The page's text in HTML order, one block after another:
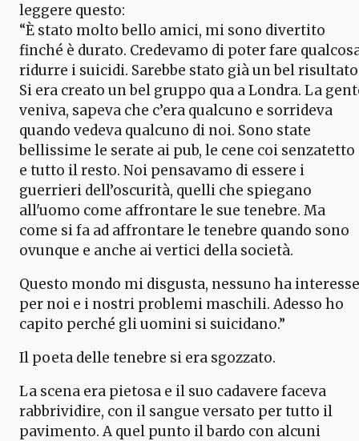
leggere questo:
“È stato molto bello amici, mi sono divertito
finché è durato. Credevamo di poter fare
ridurre i suicidi. Sarebbe stato già un bel
Si era creato un bel gruppo qua a Londra. La
veniva, sapeva che c’era qualcuno e sorrideva
quando vedeva qualcuno di noi. Sono state
bellissime le serate ai pub, le cene coi senzatetto
e tutto il resto. Noi pensavamo di essere i
guerrieri dell’oscurità, quelli che spiegano
all'uomo come affrontare le sue tenebre. Ma
come si fa ad affrontare le tenebre quando sono
ovunque e anche ai vertici della società.
Questo mondo mi disgusta, nessuno ha interesse
per noi e i nostri problemi maschili. Adesso ho
capito perché gli uomini si suicidano.”
Il poeta delle tenebre si era sgozzato.
La scena era pietosa e il suo cadavere faceva
rabbrividire, con il sangue versato per tutto il
pavimento. A quel punto il bardo con alcuni